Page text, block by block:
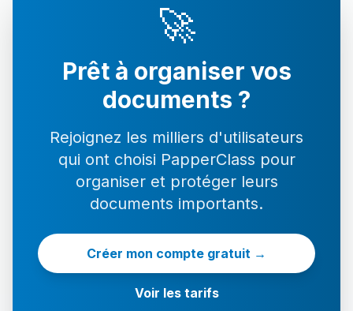
🚀
Prêt à organiser vos
documents ?
Rejoignez les milliers d'utilisateurs
qui ont choisi PapperClass pour
organiser et protéger leurs
documents importants.
Créer mon compte gratuit →
Voir les tarifs